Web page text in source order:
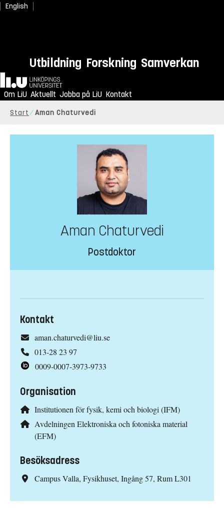
English
Utbildning Forskning Samverkan
Hem
Om LiU Aktuellt Jobba på LiU Kontakt
Start Aman Chaturvedi
Aman Chaturvedi
Postdoktor
Kontakt
aman.chaturvedi@liu.se
013-28 23 97
0009-0007-3973-9733
Organisation
Institutionen för fysik, kemi och biologi (IFM)
Avdelningen Elektroniska och fotoniska material
(EFM)
Besöksadress
Campus Valla, Fysikhuset, Ingång 57, Rum L301